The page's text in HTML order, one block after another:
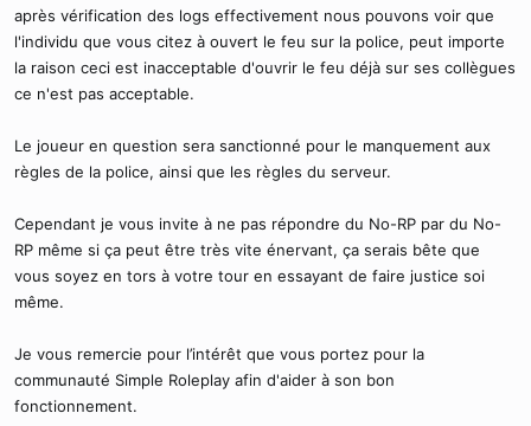
après vérification des logs effectivement nous pouvons voir que
l'individu que vous citez à ouvert le feu sur la police, peut importe
la raison ceci est inacceptable d'ouvrir le feu déjà sur ses collègues
ce n'est pas acceptable.
Le joueur en question sera sanctionné pour le manquement aux
règles de la police, ainsi que les règles du serveur.
Cependant je vous invite à ne pas répondre du No-RP par du No-
RP même si ça peut être très vite énervant, ça serais bête que
vous soyez en tors à votre tour en essayant de faire justice soi
même.
Je vous remercie pour l’intérêt que vous portez pour la
communauté Simple Roleplay afin d'aider à son bon
fonctionnement.